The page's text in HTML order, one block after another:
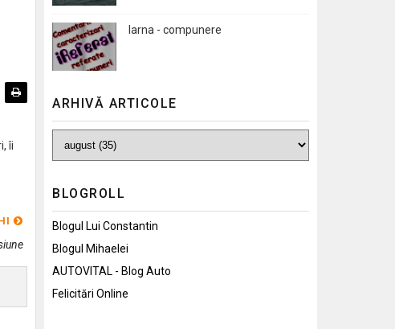
îi
Iarna - compunere
ARHIVĂ ARTICOLE
BLOGROLL
Blogul Lui Constantin
Blogul Mihaelei
AUTOVITAL - Blog Auto
Felicitări Online